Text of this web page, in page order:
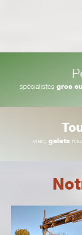
spécialistes gros
vrac, galets